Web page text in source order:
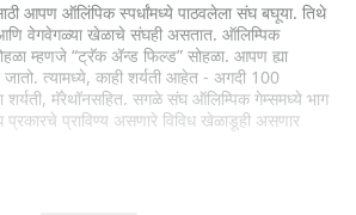
आपण ऑलिंपिक स्पर्धांमध्ये पाठवलेला संघ बघूया. तिथे
वेगवेगळ्या खेळाचे संघही असतात. ऑलिम्पिक
म्हणजे “ट्रॅक अ‍ॅन्ड फिल्ड” सोहळा. आपण ह्या
जातो. त्यामध्ये, काही शर्यती आहेत - अगदी 100
शर्यती, मॅरेथॉनसहित. सगळे संघ ऑलिम्पिक गेम्समध्ये भाग
प्रकारचे प्राविण्य असणारे विविध खेळाडूही असणार